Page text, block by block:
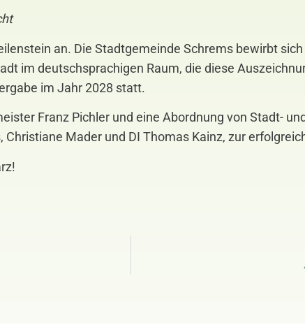
an. Die Stadtgemeinde Schrems bewirbt
im deutschsprachigen Raum, die diese
im Jahr 2028 statt.
Franz Pichler und eine Abordnung von Stadt-
Mader und DI Thomas Kainz, zur